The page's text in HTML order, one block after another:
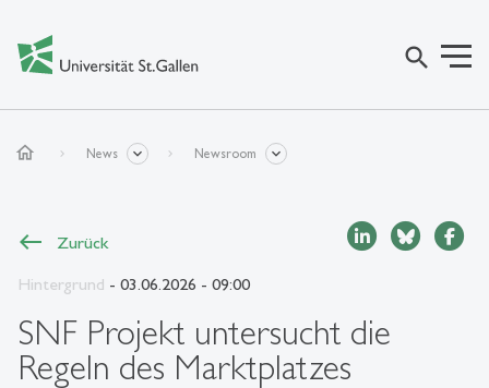
search
home News Newsroom
Zurück
Hintergrund - 03.06.2026 - 09:00
SNF Projekt untersucht die
Regeln des Marktplatzes